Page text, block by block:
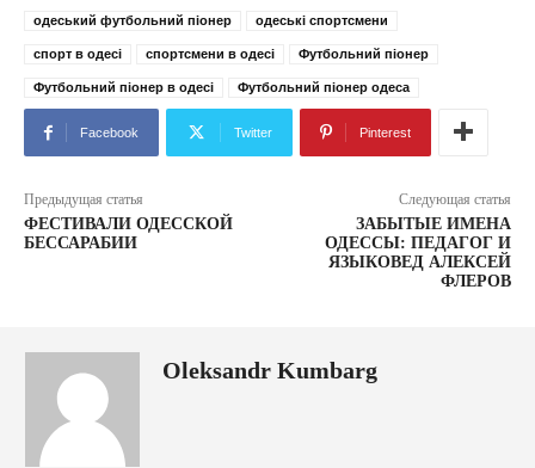
одеський футбольний піонер одеські спортсмени
спорт в одесі спортсмени в одесі Футбольний піонер
Футбольний піонер в одесі Футбольний піонер одеса
Facebook Twitter Pinterest
Предыдущая статья
ФЕСТИВАЛИ ОДЕССКОЙ
БЕССАРАБИИ
Следующая статья
ЗАБЫТЫЕ ИМЕНА
ОДЕССЫ: ПЕДАГОГ И
ЯЗЫКОВЕД АЛЕКСЕЙ
ФЛЕРОВ
Oleksandr Kumbarg